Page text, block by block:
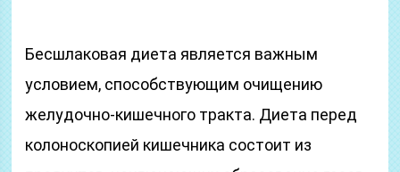
Бесшлаковая диета является важным
условием, способствующим очищению
желудочно-кишечного тракта. Диета перед
колоноскопией кишечника состоит из